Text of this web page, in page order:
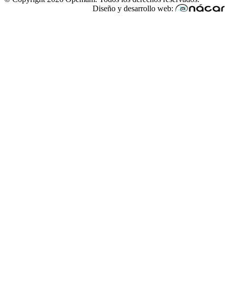
Diseño y desarrollo web: